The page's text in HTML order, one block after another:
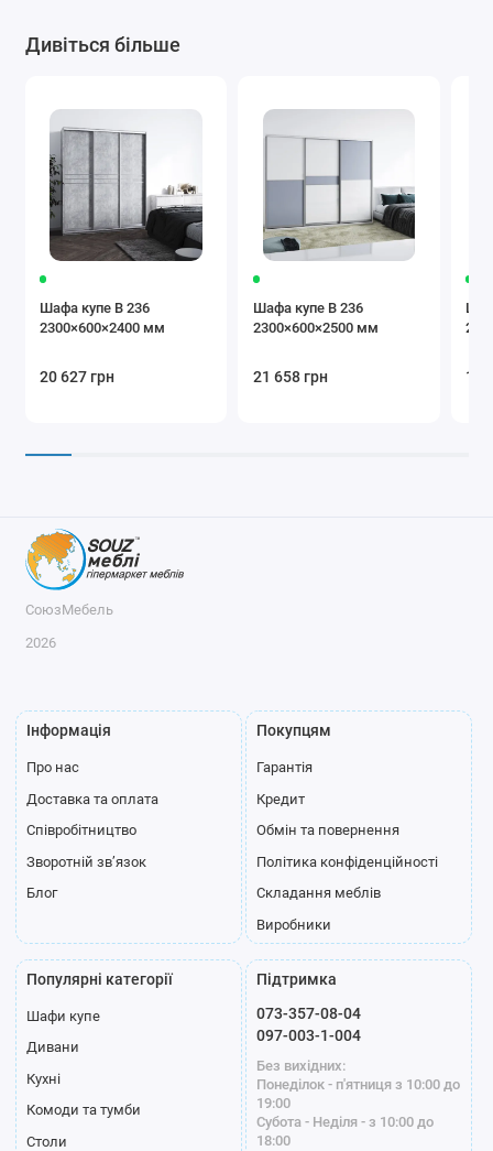
комплектація
Блок ящиків Радіус B-60/45 Радіус А-60/45
Профіль
Стандарт
Модена білий Модена графіт
Дивіться більше
Шафа купе В 236
2300×600×2400 мм
20 627 грн
Шафа купе В 236
2300×600×2500 мм
21 658 грн 19
СоюзМебель
2026
Інформація
Про нас
Доставка та оплата
Співробітництво
Зворотній зв’язок
Блог
Покупцям
Гарантія
Кредит
Обмін та повернення
Політика конфіденційності
Складання меблів
Виробники
Популярні категорії
Шафи купе
Дивани
Кухні
Комоди та тумби
Столи
Підтримка
073-357-08-04
097-003-1-004
Без вихідних:
Понеділок - п'ятниця з 10:00 до
19:00
Субота - Неділя - з 10:00 до
18:00